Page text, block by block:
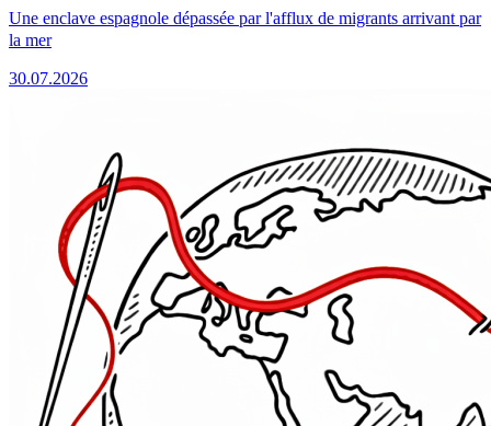
Une enclave espagnole dépassée par l'afflux de migrants arrivant par
la mer
30.07.2026